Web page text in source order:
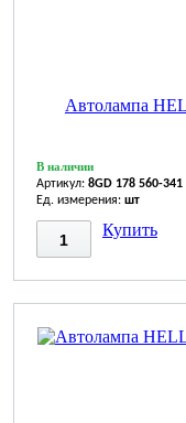
Автолампа
В наличии
Артикул: 8GD 178 560-341
Ед. измерения: шт
Купить